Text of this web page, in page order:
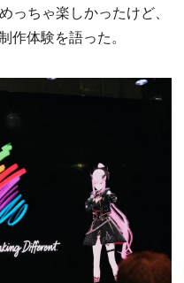
っちゃ楽しかったけど、
作体験を語った。